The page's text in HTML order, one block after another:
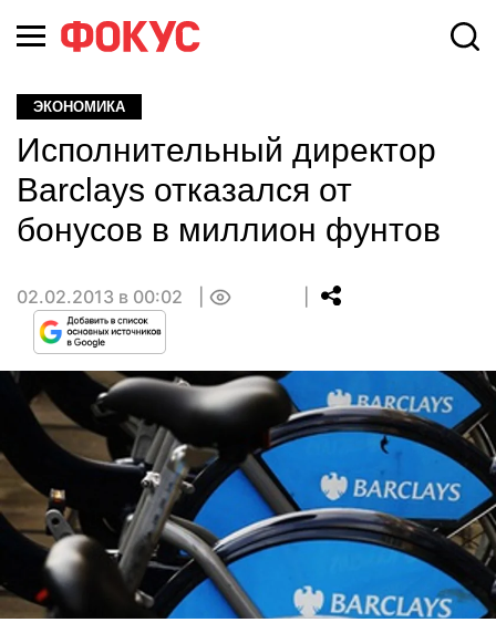
ЭКОНОМИКА
Исполнительный директор
Barclays отказался от
бонусов в миллион фунтов
02.02.2013 в 00:02